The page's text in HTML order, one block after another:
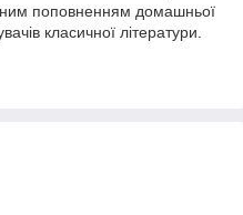
поповненням домашньої
класичної літератури.